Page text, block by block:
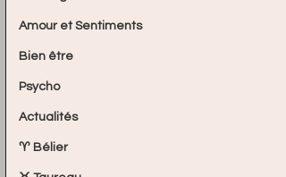
Amour et Sentiments
Bien être
Psycho
Actualités
♈ Bélier